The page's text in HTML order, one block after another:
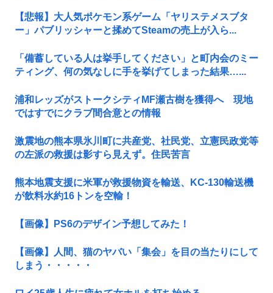
【悲報】大人気ポケモン系ゲーム「ヤリステメスブタ
ー」パブリッシャーと揉めてSteamの売上が入ら...
「備蓄している人は挙手してください」と町内会のミー
ティング、何の気なしに手を挙げてしまった結果…...
浦和レッズがストークシティMF瀬古樹を獲得へ 現地
ではすでにクラブ間合意との情報
激震地の熊本県氷川町に共産党、社民党、立憲民政党等
の左派の救援は影すら見えず。住民苦言
熊本地震支援に米軍が救援物資を輸送、KC-130輸送機
が飲料水約16トンを空輸！
【画像】PS6のデザイン予想してみた！
【画像】人間、猫のヤバい「集会」を目の当たりにして
しまう・・・・・